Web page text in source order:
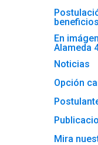
beneficios
En
Alameda
Noticias
Opción
Mira